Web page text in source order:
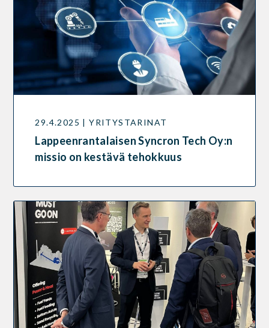
29.4.2025 | YRITYSTARINAT
Lappeenrantalaisen Syncron Tech Oy:n
missio on kestävä tehokkuus